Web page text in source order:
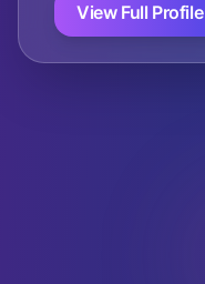
View Full Profile